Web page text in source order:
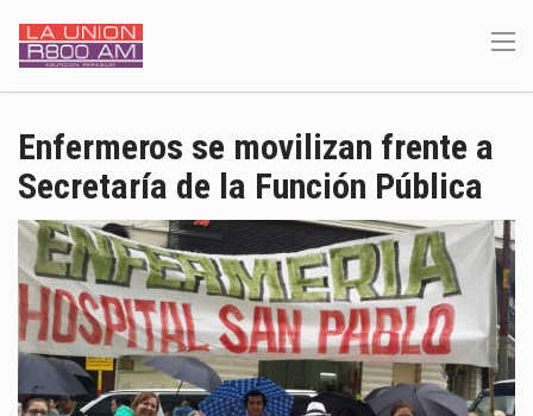
Enfermeros se movilizan frente a
Secretaría de la Función Pública